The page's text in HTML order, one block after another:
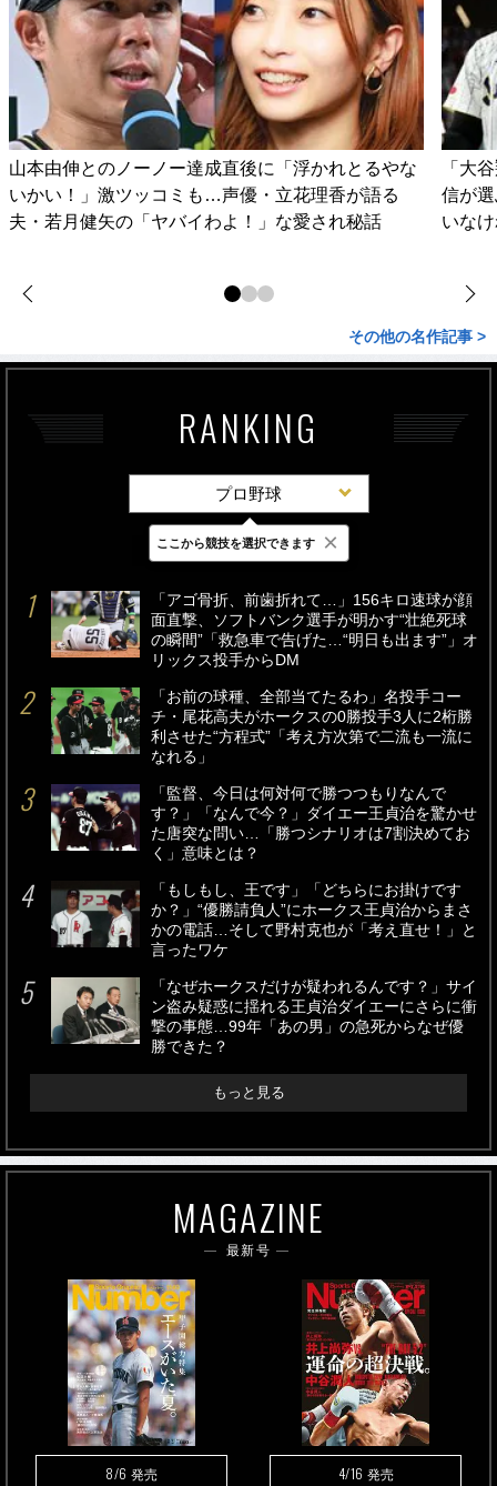
山本由伸とのノーノー達成直後に「浮かれとるやな
いかい！」激ツッコミも…声優・立花理香が語る
夫・若月健矢の「ヤバイわよ！」な愛され秘話
「大
信が
いな
その他の名作記事 >
RANKING
プロ野球
最新 24時間 週間
「アゴ骨折、前歯折れて…」156キロ速球が顔
面直撃、ソフトバンク選手が明かす“壮絶死球
の瞬間”「救急車で告げた…“明日も出ます”」オ
リックス投手からDM
「お前の球種、全部当てたるわ」名投手コー
チ・尾花高夫がホークスの0勝投手3人に2桁勝
利させた“方程式”「考え方次第で二流も一流に
なれる」
「監督、今日は何対何で勝つつもりなんで
す？」「なんで今？」ダイエー王貞治を驚かせ
た唐突な問い…「勝つシナリオは7割決めてお
く」意味とは？
「もしもし、王です」「どちらにお掛けです
か？」“優勝請負人”にホークス王貞治からまさ
かの電話…そして野村克也が「考え直せ！」と
言ったワケ
「なぜホークスだけが疑われるんです？」サイ
ン盗み疑惑に揺れる王貞治ダイエーにさらに衝
撃の事態…99年「あの男」の急死からなぜ優
勝できた？
もっと見る
MAGAZINE
最新号
8/6 発売 4/16 発売
ここから競技を選択できます ×